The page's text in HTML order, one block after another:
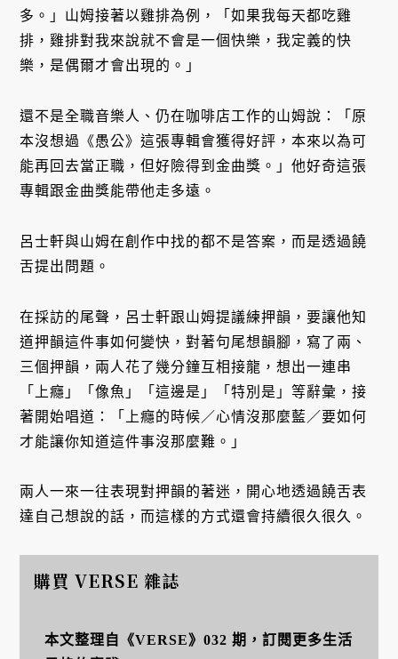
多。」山姆接著以雞排為例，「如果我每天都吃雞
排，雞排對我來說就不會是一個快樂，我定義的快
樂，是偶爾才會出現的。」
還不是全職音樂人、仍在咖啡店工作的山姆說：「原
本沒想過《愚公》這張專輯會獲得好評，本來以為可
能再回去當正職，但好險得到金曲獎。」他好奇這張
專輯跟金曲獎能帶他走多遠。
呂士軒與山姆在創作中找的都不是答案，而是透過饒
舌提出問題。
在採訪的尾聲，呂士軒跟山姆提議練押韻，要讓他知
道押韻這件事如何變快，對著句尾想韻腳，寫了兩、
三個押韻，兩人花了幾分鐘互相接龍，想出一連串
「上癮」「像魚」「這邊是」「特別是」等辭彙，接
著開始唱道：「上癮的時候／心情沒那麼藍／要如何
才能讓你知道這件事沒那麼難。」
兩人一來一往表現對押韻的著迷，開心地透過饒舌表
達自己想說的話，而這樣的方式還會持續很久很久。
購買 VERSE 雜誌
本文整理自《VERSE》032 期，訂閱更多生活